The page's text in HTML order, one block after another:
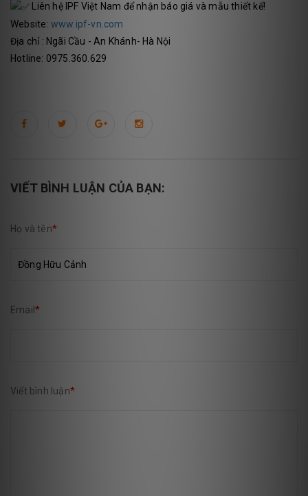
Liên hệ IPF Việt Nam để nhận báo giá và mẫu thiết kế!
Website: www.ipf-vn.com
Địa chỉ : Ngãi Cầu - An Khánh- Hà Nội
Hotline: 0975.360.629
VIẾT BÌNH LUẬN CỦA BẠN:
Họ và tên*
Email *
Viết bình luận*